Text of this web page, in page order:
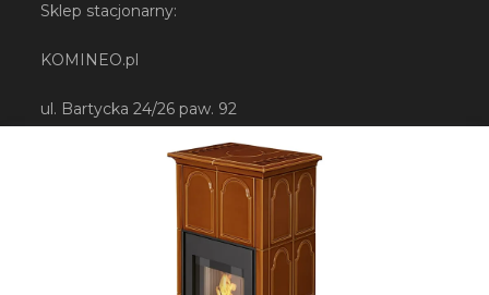
Sklep stacjonarny:
KOMINEO.pl
ul. Bartycka 24/26 paw. 92
Sklep internetowy Shoper.pl